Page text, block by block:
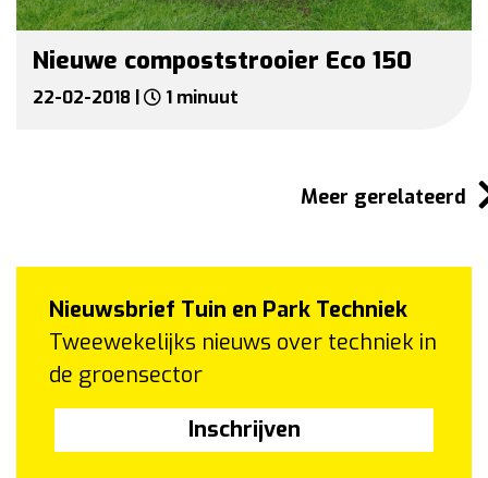
Nieuwe compoststrooier Eco 150
22-02-2018 | 1 minuut
Meer gerelateerd
Nieuwsbrief Tuin en Park Techniek
Tweewekelijks nieuws over techniek in
de groensector
Inschrijven